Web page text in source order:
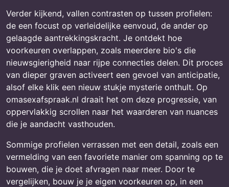
Verder kijkend, vallen contrasten op tussen profielen:
de een focust op verleidelijke eenvoud, de ander op
gelaagde aantrekkingskracht. Je ontdekt hoe
voorkeuren overlappen, zoals meerdere bio's die
nieuwsgierigheid naar rijpe connecties delen. Dit proces
van dieper graven activeert een gevoel van anticipatie,
alsof elke klik een nieuw stukje mysterie onthult. Op
omasexafspraak.nl draait het om deze progressie, van
oppervlakkig scrollen naar het waarderen van nuances
die je aandacht vasthouden.
Sommige profielen verrassen met een detail, zoals een
vermelding van een favoriete manier om spanning op te
bouwen, die je doet afvragen naar meer. Door te
vergelijken, bouw je je eigen voorkeuren op, in een